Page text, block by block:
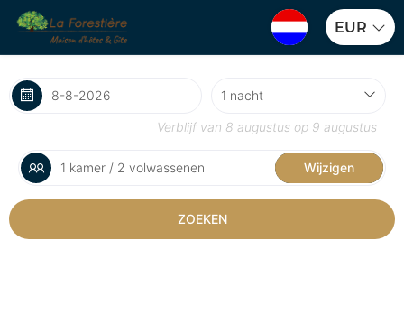
EUR
Verblijf van 8 augustus op 9 augustus
1 kamer / 2 volwassenen Wijzigen